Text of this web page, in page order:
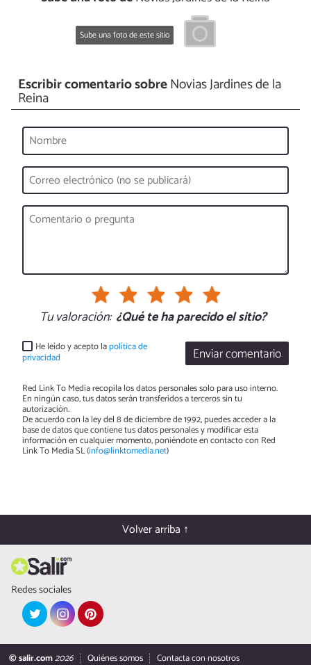
Sube una foto de este sitio
Escribir comentario sobreNovias Jardines de la
Reina
Tu valoración: ¿Qué te ha parecido el sitio?
Enviar comentario
He leído y acepto lapolítica de
privacidad
Red Link To Media recopila los datos personales solo para uso interno.
En ningún caso, tus datos serán transferidos a terceros sin tu
autorización.
De acuerdo con la ley del 8 de diciembre de 1992, puedes acceder a la
base de datos que contiene tus datos personales y modificar esta
información en cualquier momento, poniéndote en contacto con Red
Link To Media SL (info@linktomedia.net)
Volver arriba ↑
Redes sociales
© salir.com2026 Quiénes somos Contacta con nosotros